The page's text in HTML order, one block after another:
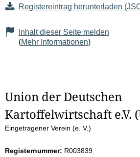
Registereintrag herunterladen
Inhalt dieser Seite melden
(Mehr Informationen)
S
e
Union der Deutschen
Kartoffelwirtschaft e.V.
Eingetragener Verein (e. V.)
Registernummer: R003839